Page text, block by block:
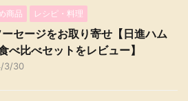
商品 レシピ・料理
セージをお取り寄せ【日進ハム
べ比べセットをレビュー】
3/30